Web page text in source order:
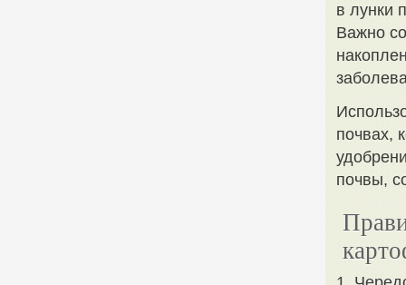
в лунки
Важно
почвах,
почвы,